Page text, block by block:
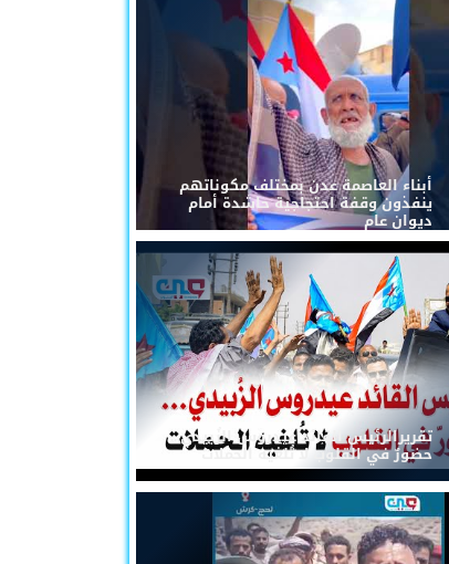
أبناء العاصمة عدن بمختلف مكوناتهم
ينفذون وقفة احتجاجية حاشدة أمام
ديوان عام
تقريرالرئيس القائد عيدروس الزُبيدي...
حضورٌ في القلوب لا تُلغيه الحملات